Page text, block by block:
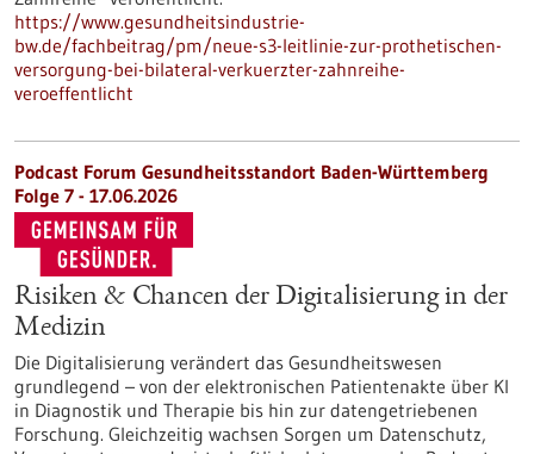
https://www.gesundheitsindustrie-
bw.de/fachbeitrag/pm/neue-s3-leitlinie-zur-prothetischen-
versorgung-bei-bilateral-verkuerzter-zahnreihe-
veroeffentlicht
Podcast Forum Gesundheitsstandort Baden-Württemberg
Folge 7 - 17.06.2026
Risiken & Chancen der Digitalisierung in der
Medizin
Die Digitalisierung verändert das Gesundheitswesen
grundlegend – von der elektronischen Patientenakte über KI
in Diagnostik und Therapie bis hin zur datengetriebenen
Forschung. Gleichzeitig wachsen Sorgen um Datenschutz,